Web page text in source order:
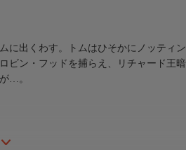
に出くわす。トムはひそかにノッティン
ビン・フッドを捕らえ、リチャード王暗
…。